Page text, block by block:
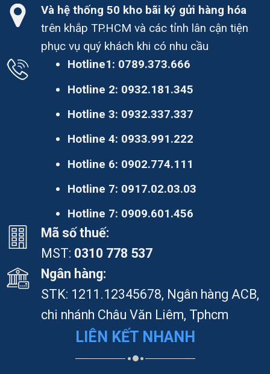
Và hệ thống 50 kho bãi ký gửi hàng hóa
trên khắp TP.HCM và các tỉnh lân cận tiện
phục vụ quý khách khi có nhu cầu
Hotline1: 0789.373.666
Hotline 2: 0932.181.345
Hotline 3: 0932.337.337
Hotline 4: 0933.991.222
Hotline 6: 0902.774.111
Hotline 7: 0917.02.03.03
Hotline 7: 0909.601.456
Mã số thuế:
MST: 0310 778 537
Ngân hàng:
STK: 1211.12345678, Ngân hàng ACB,
chi nhánh Châu Văn Liêm, Tphcm
LIÊN KẾT NHANH